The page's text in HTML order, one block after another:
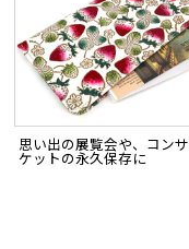
思い出の展覧会や、コン
ケットの永久保存に